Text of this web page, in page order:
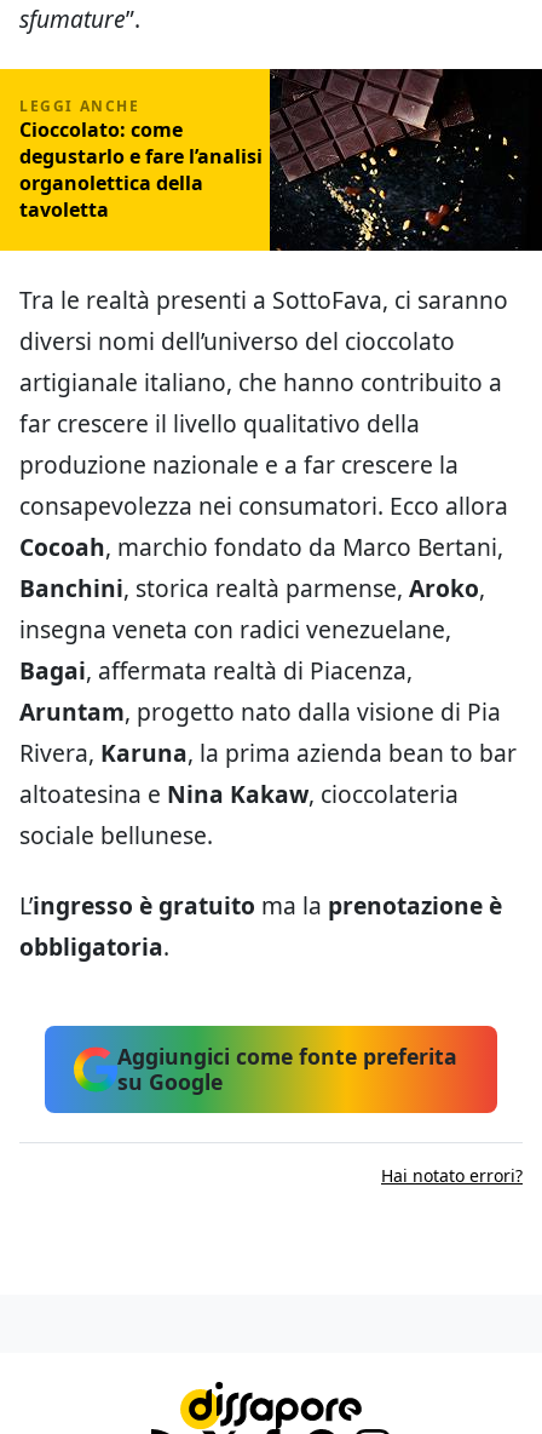
sfumature”.
Cioccolato: come
degustarlo e fare l’analisi
organolettica della
tavoletta
Tra le realtà presenti a SottoFava, ci saranno
diversi nomi dell’universo del cioccolato
artigianale italiano, che hanno contribuito a
far crescere il livello qualitativo della
produzione nazionale e a far crescere la
consapevolezza nei consumatori. Ecco allora
Cocoah, marchio fondato da Marco Bertani,
Banchini, storica realtà parmense, Aroko,
insegna veneta con radici venezuelane,
Bagai, affermata realtà di Piacenza,
Aruntam, progetto nato dalla visione di Pia
Rivera, Karuna, la prima azienda bean to bar
altoatesina e Nina Kakaw, cioccolateria
sociale bellunese.
L’ingresso è gratuito ma la prenotazione è
obbligatoria.
Aggiungici come fonte preferita
su Google
Hai notato errori?